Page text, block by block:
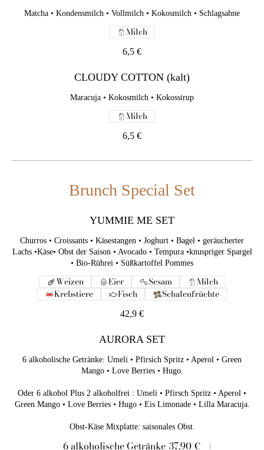
Brunch Special Set
YUMMIE ME SET
Churros • Croissants • Käsestangen • Joghurt • Bagel •
•knuspriger Spargel • Bio-Rührei • Süßkartoffel Pommes
Eier
6 alkoholische Getränke: Umeli • Pfirsich Spritz • Aperol • Green
Mango • Love Berries • Hugo.
Oder 6 alkohol Plus 2 alkoholfrei : Umeli • Pfirsch Spritz •
Lilla Maracuja.
6 alkoholische Getränke 37,90 €
6 alkohol Plus 2 alkoholfrei 45,90 €
Obst-Käse Mixplatte 15 €
Matcha • Kondensmilch • Vollmilch • Kokosmilch • Schlagsahne
6,5 €
Milch
CLOUDY COTTON (kalt)
Maracuja • Kokosmilch • Kokossirup
6,5 €
Milch
Brunch Special Set
YUMMIE ME SET
Churros • Croissants • Käsestangen • Joghurt • Bagel • geräucherter
Lachs •Käse• Obst der Saison • Avocado • Tempura •knuspriger Spargel
• Bio-Rührei • Süßkartoffel Pommes
42,9 €
Weizen Eier Sesam
Milch
Krebstiere
Fisch Schalenfrüchte
AURORA SET
6 alkoholische Getränke: Umeli • Pfirsich Spritz • Aperol • Green
Mango • Love Berries • Hugo.
Oder 6 alkohol Plus 2 alkoholfrei : Umeli • Pfirsch Spritz • Aperol •
Green Mango • Love Berries • Hugo • Eis Limonade • Lilla Maracuja.
6 alkoholische Getränke 37,90 €